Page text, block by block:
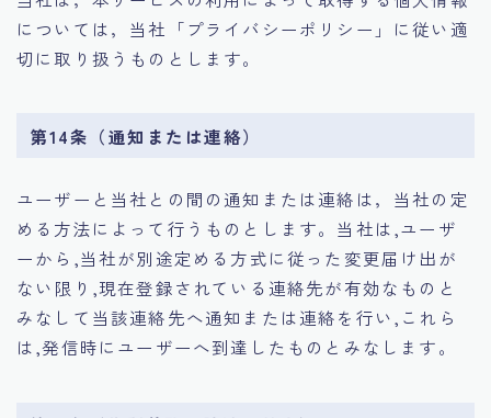
については，当社「プライバシーポリシー」に従い適
切に取り扱うものとします。
第14条（通知または連絡）
ユーザーと当社との間の通知または連絡は，当社の定
める方法によって行うものとします。当社は,ユーザ
ーから,当社が別途定める方式に従った変更届け出が
ない限り,現在登録されている連絡先が有効なものと
みなして当該連絡先へ通知または連絡を行い,これら
は,発信時にユーザーへ到達したものとみなします。